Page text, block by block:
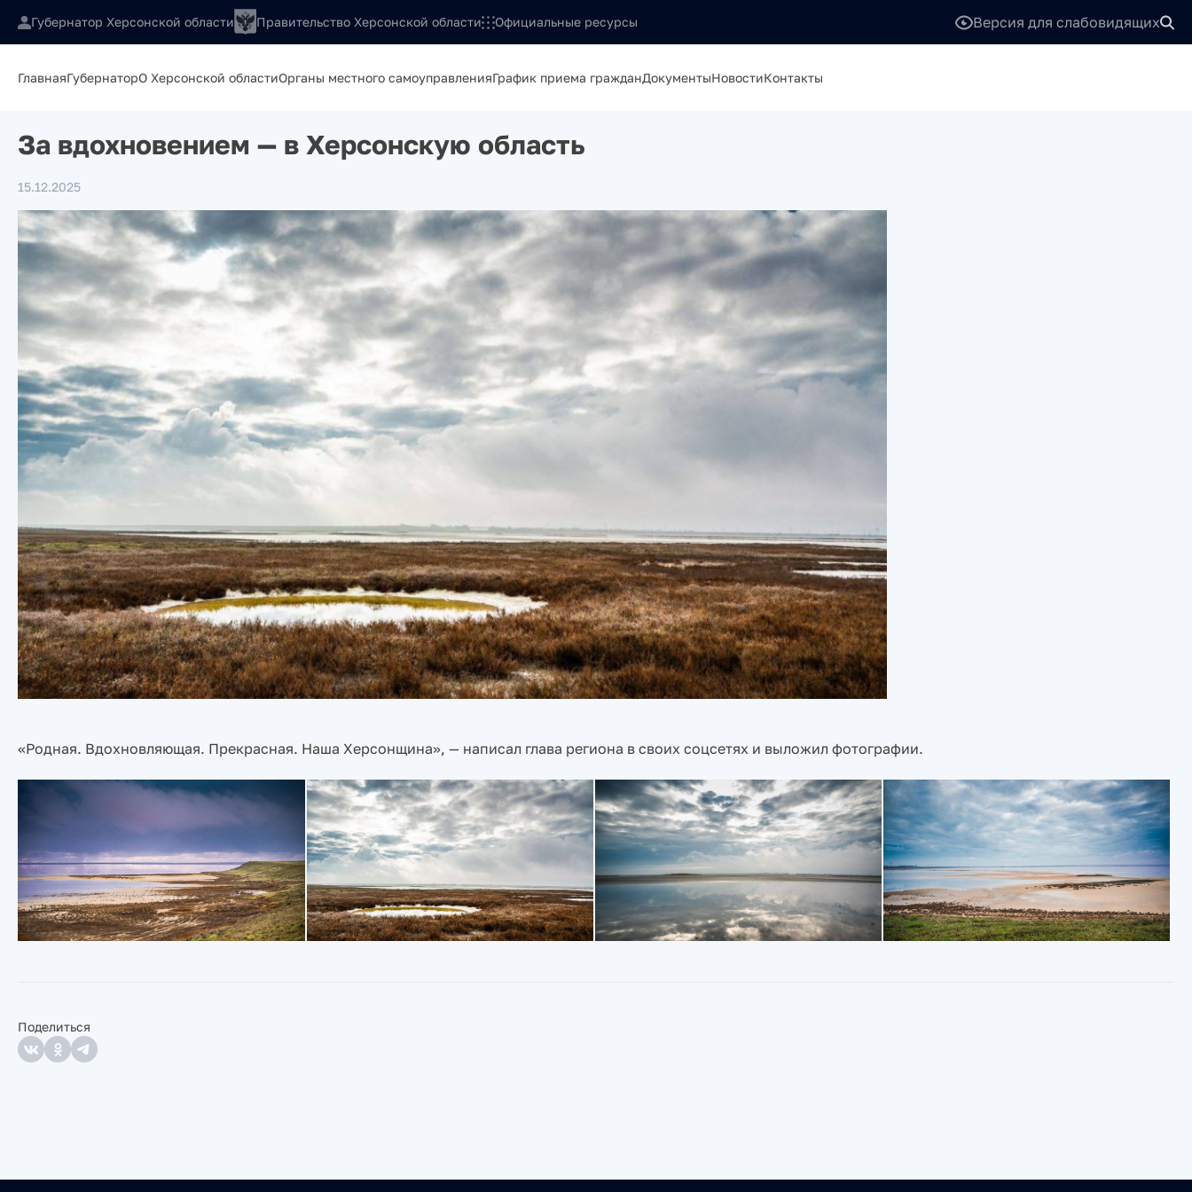
Губернатор Херсонской области Правительство Херсонской области Официальные ресурсы Версия для слабовидящих
ГлавнаяГубернаторО Херсонской областиОрганы местного самоуправленияГрафик приема гражданДокументыНовостиКонтакты
За вдохновением — в Херсонскую область
15.12.2025
«Родная. Вдохновляющая. Прекрасная. Наша Херсонщина», — написал глава региона в своих соцсетях и выложил фотографии.
Поделиться